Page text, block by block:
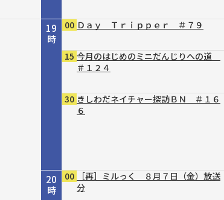
19
時
20
時
00 Ｄａｙ Ｔｒｉｐｐｅｒ ＃７９
15 今月のはじめのミニだんじりへの道
＃１２４
30 きしわだネイチャー探訪ＢＮ ＃１６
６
00
［再］ミルっく ８月７日（金）放送
分